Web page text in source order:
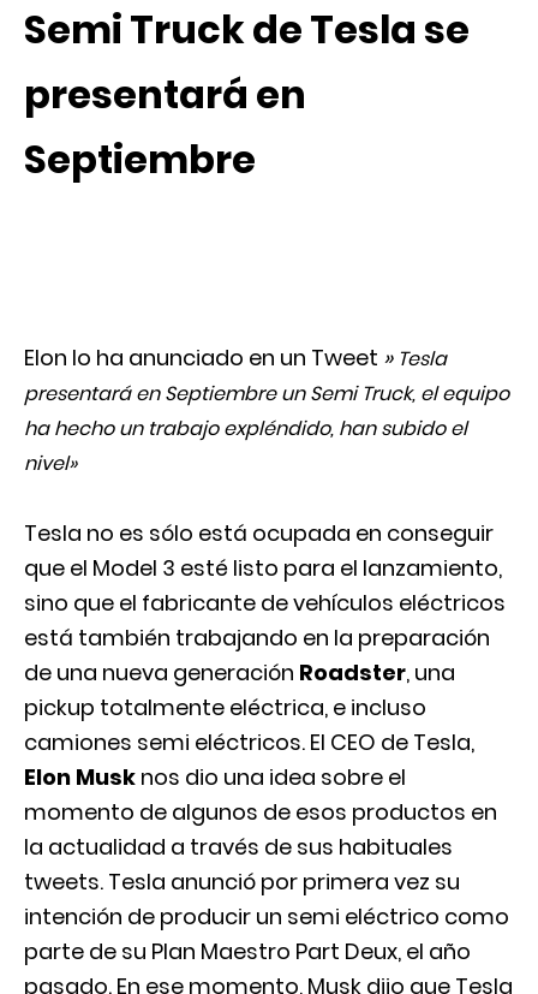
Semi Truck de Tesla se
presentará en
Septiembre
Elon lo ha anunciado en un Tweet » Tesla
presentará en Septiembre un Semi Truck, el equipo
ha hecho un trabajo expléndido, han subido el
nivel»
Tesla no es sólo está ocupada en conseguir
que el Model 3 esté listo para el lanzamiento,
sino que el fabricante de vehículos eléctricos
está también trabajando en la preparación
de una nueva generación Roadster, una
pickup totalmente eléctrica, e incluso
camiones semi eléctricos. El CEO de Tesla,
Elon Musk nos dio una idea sobre el
momento de algunos de esos productos en
la actualidad a través de sus habituales
tweets. Tesla anunció por primera vez su
intención de producir un semi eléctrico como
parte de su Plan Maestro Part Deux, el año
pasado. En ese momento, Musk dijo que Tesla